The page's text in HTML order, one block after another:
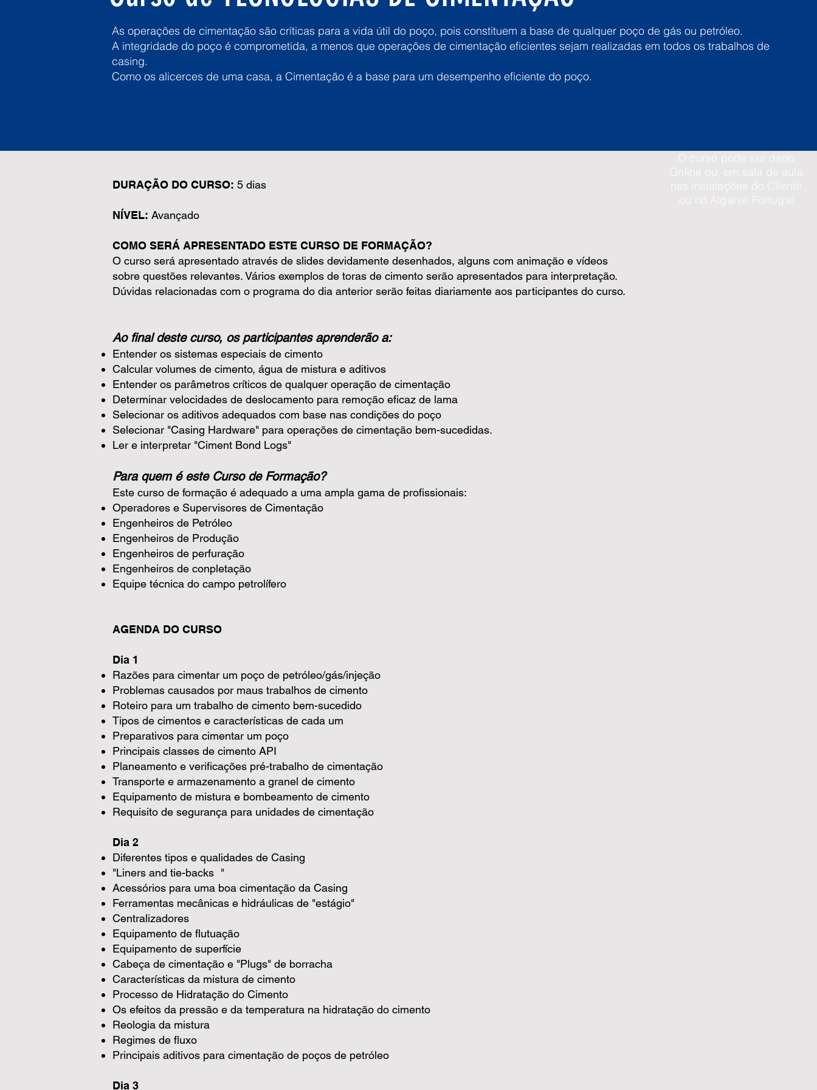
As operações de cimentação são críticas para a vida útil do poço, pois constituem a base de qualquer poço de gás ou petróleo.
A integridade do poço é comprometida, a menos que operações de cimentação eficientes sejam realizadas em todos os trabalhos de
casing.
Como os alicerces de uma casa, a Cimentação é a base para um desempenho eficiente do poço.
O curso pode ser dado
Online ou, em sala de aula
nas instalações do Cliente
ou no Algarve Portugal
DURAÇÃO DO CURSO: 5 dias
NÍVEL: Avançado
COMO SERÁ APRESENTADO ESTE CURSO DE FORMAÇÃO?
O curso será apresentado através de slides devidamente desenhados, alguns com animação e vídeos
sobre questões relevantes. Vários exemplos de toras de cimento serão apresentados para interpretação.
Dúvidas relacionadas com o programa do dia anterior serão feitas diariamente aos participantes do curso.
Ao final deste curso, os participantes aprenderão a:
Entender os sistemas especiais de cimento
Calcular volumes de cimento, água de mistura e aditivos
Entender os parâmetros críticos de qualquer operação de cimentação
Determinar velocidades de deslocamento para remoção eficaz de lama
Selecionar os aditivos adequados com base nas condições do poço
Selecionar "Casing Hardware" para operações de cimentação bem-sucedidas.
Ler e interpretar "Ciment Bond Logs"
Para quem é este Curso de Formação?
Este curso de formação é adequado a uma ampla gama de profissionais:
Operadores e Supervisores de Cimentação
Engenheiros de Petróleo
Engenheiros de Produção
Engenheiros de perfuração
Engenheiros de conpletação
Equipe técnica do campo petrolífero
AGENDA DO CURSO
Dia 1
Razões para cimentar um poço de petróleo/gás/injeção
Problemas causados por maus trabalhos de cimento
Roteiro para um trabalho de cimento bem-sucedido
Tipos de cimentos e características de cada um
Preparativos para cimentar um poço
Principais classes de cimento API
Planeamento e verificações pré-trabalho de cimentação
Transporte e armazenamento a granel de cimento
Equipamento de mistura e bombeamento de cimento
Requisito de segurança para unidades de cimentação
Dia 2
Diferentes tipos e qualidades de Casing
"Liners and tie-backs "
Acessórios para uma boa cimentação da Casing
Ferramentas mecânicas e hidráulicas de "estágio"
Centralizadores
Equipamento de flutuação
Equipamento de superfície
Cabeça de cimentação e "Plugs" de borracha
Características da mistura de cimento
Processo de Hidratação do Cimento
Os efeitos da pressão e da temperatura na hidratação do cimento
Reologia da mistura
Regimes de fluxo
Principais aditivos para cimentação de poços de petróleo
Dia 3